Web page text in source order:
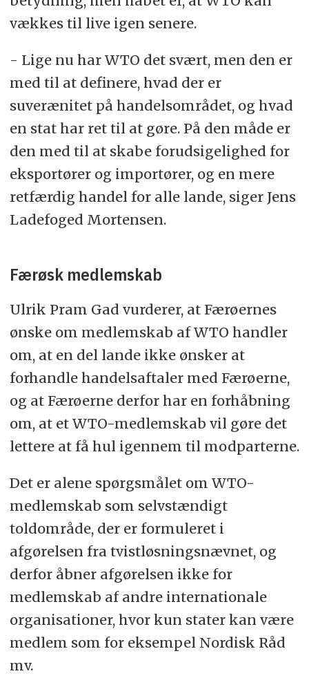
vækkes til live igen senere.
- Lige nu har WTO det svært, men den er
med til at definere, hvad der er
suverænitet på handelsområdet, og hvad
en stat har ret til at gøre. På den måde er
den med til at skabe forudsigelighed for
eksportører og importører, og en mere
retfærdig handel for alle lande, siger Jens
Ladefoged Mortensen.
Færøsk medlemskab
Ulrik Pram Gad vurderer, at Færøernes
ønske om medlemskab af WTO handler
om, at en del lande ikke ønsker at
forhandle handelsaftaler med Færøerne,
og at Færøerne derfor har en forhåbning
om, at et WTO-medlemskab vil gøre det
lettere at få hul igennem til modparterne.
Det er alene spørgsmålet om WTO-
medlemskab som selvstændigt
toldområde, der er formuleret i
afgørelsen fra tvistløsningsnævnet, og
derfor åbner afgørelsen ikke for
medlemskab af andre internationale
organisationer, hvor kun stater kan være
medlem som for eksempel Nordisk Råd
mv.